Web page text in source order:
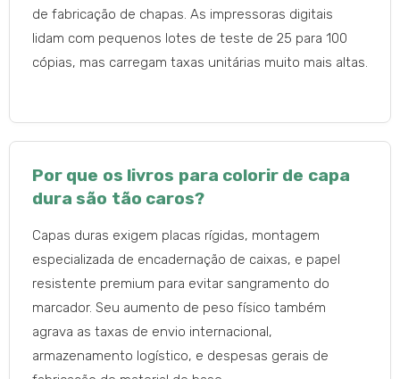
de fabricação de chapas. As impressoras digitais
lidam com pequenos lotes de teste de 25 para 100
cópias, mas carregam taxas unitárias muito mais altas.
Por que os livros para colorir de capa
dura são tão caros?
Capas duras exigem placas rígidas, montagem
especializada de encadernação de caixas, e papel
resistente premium para evitar sangramento do
marcador. Seu aumento de peso físico também
agrava as taxas de envio internacional,
armazenamento logístico, e despesas gerais de